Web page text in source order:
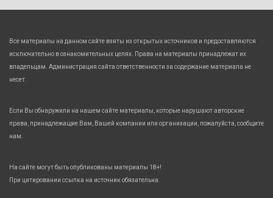
Все материалы на данном сайте взяты из открытых источников и предоставляются
исключительно в ознакомительных целях. Права на материалы принадлежат их
владельцам. Администрация сайта ответственности за содержание материала не
несет.
Если Вы обнаружили на нашем сайте материалы, которые нарушают авторские
права, принадлежащие Вам, Вашей компании или организации, пожалуйста, сообщите
нам.
На сайте могут быть опубликованы материалы 18+!
При цитировании ссылка на источник обязательна.